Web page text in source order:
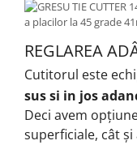
REGLAREA
Cutitorul este
sus si in jos
Deci avem
superficiale, cât și